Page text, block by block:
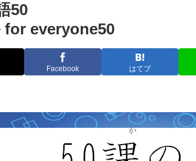
50
for everyone50
Facebook はてブ